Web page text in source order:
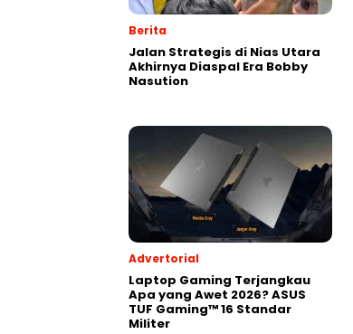
Berita
Jalan Strategis di Nias Utara
Akhirnya Diaspal Era Bobby
Nasution
Advertorial
Laptop Gaming Terjangkau
Apa yang Awet 2026? ASUS
TUF Gaming™ 16 Standar
Militer